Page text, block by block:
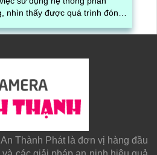
nhìn thấy được quá trình đóng
dàng
An Thành Phát là đơn vị hàng đầu